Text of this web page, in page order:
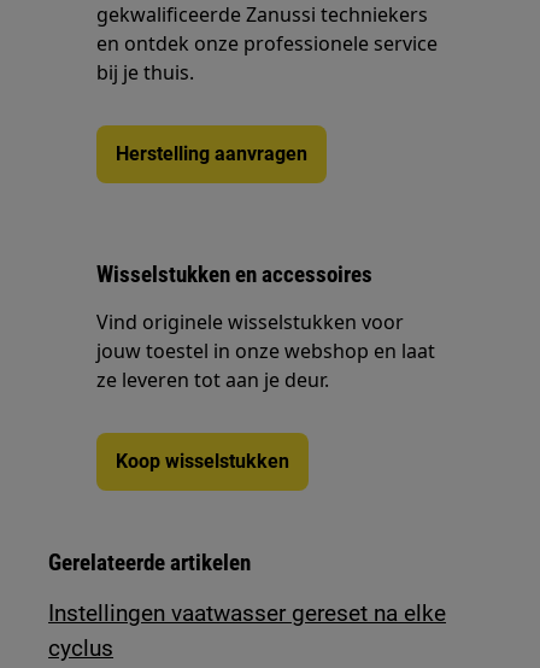
gekwalificeerde Zanussi techniekers
en ontdek onze professionele service
bij je thuis.
Herstelling aanvragen
Wisselstukken en accessoires
Vind originele wisselstukken voor
jouw toestel in onze webshop en laat
ze leveren tot aan je deur.
Koop wisselstukken
Gerelateerde artikelen
Instellingen vaatwasser gereset na elke
cyclus